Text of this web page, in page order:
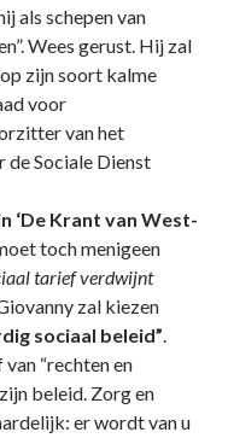
als schepen van
Wees gerust. Hij zal
zijn soort kalme
voor
van het
Sociale Dienst
‘De Krant van West-
toch menigeen
tarief verdwijnt
zal kiezen
sociaal beleid”.
“rechten en
beleid. Zorg en
er wordt van u